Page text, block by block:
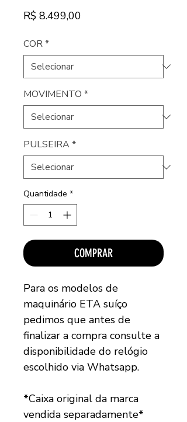
R$ 8.499,00
COR*
MOVIMENTO *
PULSEIRA*
Quantidade *
COMPRAR
Para os modelos de
maquinário ETA suíço
pedimos que antes de
finalizar a compra consulte a
disponibilidade do relógio
escolhido via Whatsapp.
*Caixa original da marca
vendida separadamente*